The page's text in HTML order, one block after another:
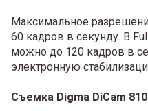
Максимальное
60 кадров в секунду. В
можно до 120 кадров в
электронную
Съемка Digma DiCam